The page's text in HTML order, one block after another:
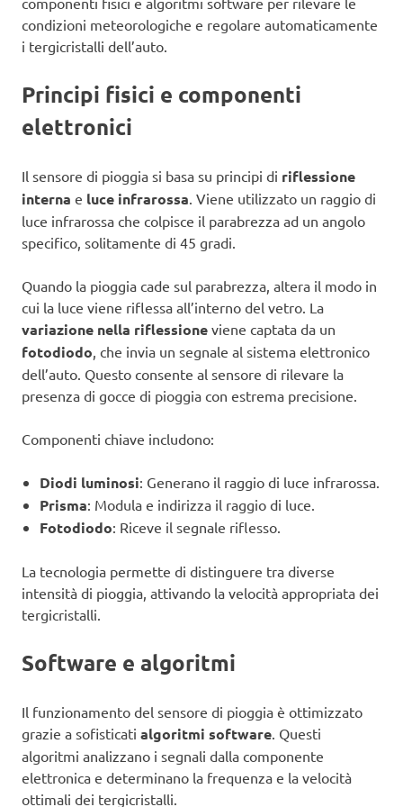
condizioni meteorologiche e regolare automaticamente
i tergicristalli dell’auto.
Principi fisici e componenti
elettronici
Il sensore di pioggia si basa su principi di riflessione
interna e luce infrarossa. Viene utilizzato un raggio di
luce infrarossa che colpisce il parabrezza ad un angolo
specifico, solitamente di 45 gradi.
Quando la pioggia cade sul parabrezza, altera il modo in
cui la luce viene riflessa all’interno del vetro. La
variazione nella riflessione viene captata da un
fotodiodo, che invia un segnale al sistema elettronico
dell’auto. Questo consente al sensore di rilevare la
presenza di gocce di pioggia con estrema precisione.
Componenti chiave includono:
Diodi luminosi: Generano il raggio di luce infrarossa.
Prisma: Modula e indirizza il raggio di luce.
Fotodiodo: Riceve il segnale riflesso.
La tecnologia permette di distinguere tra diverse
intensità di pioggia, attivando la velocità appropriata dei
tergicristalli.
Software e algoritmi
Il funzionamento del sensore di pioggia è ottimizzato
grazie a sofisticati algoritmi software. Questi
algoritmi analizzano i segnali dalla componente
elettronica e determinano la frequenza e la velocità
ottimali dei tergicristalli.